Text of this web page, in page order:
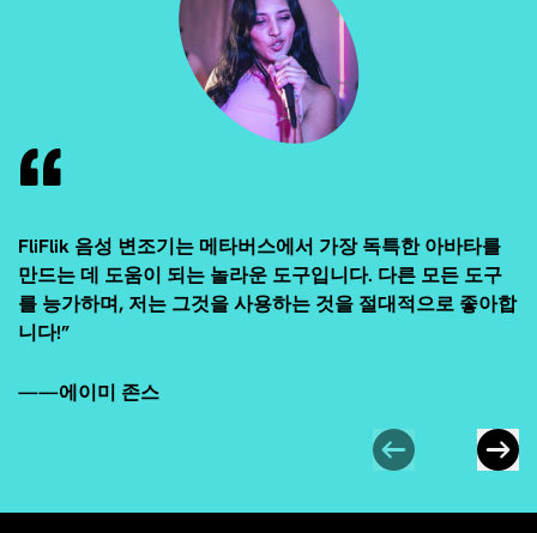
FliFlik 음성 변조기는 메타버스에서 가장 독특한 아바타를
만드는 데 도움이 되는 놀라운 도구입니다. 다른 모든 도구
를 능가하며, 저는 그것을 사용하는 것을 절대적으로 좋아합
니다!”
——에이미 존스